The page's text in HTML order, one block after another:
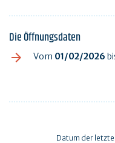
Die Öffnungsdaten
Vom 01/02/2026
Datum der